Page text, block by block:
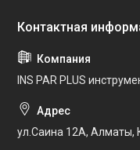
INS PAR PLUS
ул.Саина 12А, Алматы,